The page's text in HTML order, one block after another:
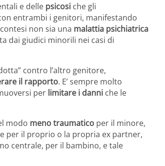
e delle psicosi che gli
entrambi i genitori, manifestando
non sia una malattia psichiatrica
dai giudici minorili nei casi di
contro l’altro genitore,
il rapporto. E’ sempre molto
per limitare i danni che le
modo meno traumatico per il minore,
per il proprio o la propria ex partner,
centrale, per il bambino, e tale